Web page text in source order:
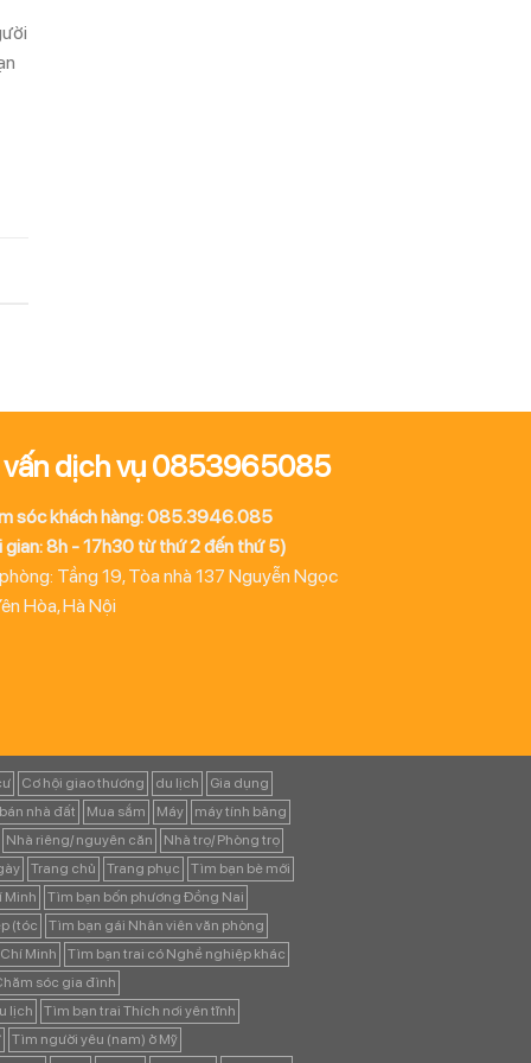
vấn dịch vụ 0853965085
sóc khách hàng: 085.3946.085
gian: 8h - 17h30 từ thứ 2 đến thứ 5)
Tầng 19, Tòa nhà 137 Nguyễn Ngọc
Hòa, Hà Nội
Cơ hội giao thương du lịch
Gia dụng
nhà đất
Mua sắm Máy
máy tính bảng
Nhà riêng/ nguyên căn
Nhà trọ/ Phòng trọ
Trang chủ Trang phục
Tìm bạn bè mới
Minh
Tìm bạn bốn phương Đồng Nai
(tóc
Tìm bạn gái Nhân viên văn phòng
Minh
Tìm bạn trai có Nghề nghiệp khác
sóc gia đình
lịch
Tìm bạn trai Thích nơi yên tĩnh
Tìm người yêu (nam) ở Mỹ